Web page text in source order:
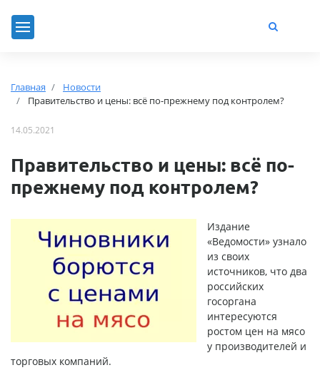
Главная
Новости
Правительство и цены: всё по-прежнему под контролем?
14.05.2021
Правительство и цены: всё по-
прежнему под контролем?
Издание
«Ведомости» узнало
из своих
источников, что два
российских
госоргана
интересуются
ростом цен на мясо
у производителей и
торговых компаний.